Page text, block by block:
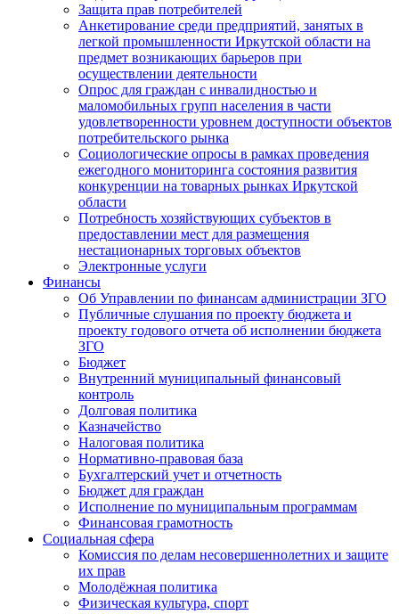
Защита прав потребителей
Анкетирование среди предприятий, занятых в
легкой промышленности Иркутской области на
предмет возникающих барьеров при
осуществлении деятельности
Опрос для граждан с инвалидностью и
маломобильных групп населения в части
удовлетворенности уровнем доступности объектов
потребительского рынка
Социологические опросы в рамках проведения
ежегодного мониторинга состояния развития
конкуренции на товарных рынках Иркутской
области
Потребность хозяйствующих субъектов в
предоставлении мест для размещения
нестационарных торговых объектов
Электронные услуги
Финансы
Об Управлении по финансам администрации ЗГО
Публичные слушания по проекту бюджета и
проекту годового отчета об исполнении бюджета
ЗГО
Бюджет
Внутренний муниципальный финансовый
контроль
Долговая политика
Казначейство
Налоговая политика
Нормативно-правовая база
Бухгалтерский учет и отчетность
Бюджет для граждан
Исполнение по муниципальным программам
Финансовая грамотность
Социальная сфера
Комиссия по делам несовершеннолетних и защите
их прав
Молодёжная политика
Физическая культура, спорт